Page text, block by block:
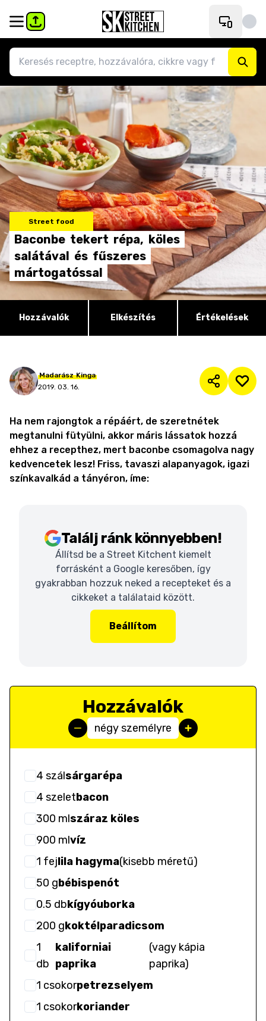
Street food
Baconbe tekert répa, köles
salátával és fűszeres
mártogatóssal
Hozzávalók Elkészítés Értékelések
Madarász Kinga
2019. 03. 16.
Ha nem rajongtok a répáért, de szeretnétek
megtanulni fütyülni, akkor máris lássatok hozzá
ehhez a recepthez, mert baconbe csomagolva nagy
kedvencetek lesz! Friss, tavaszi alapanyagok, igazi
színkavalkád a tányéron, íme:
Találj ránk könnyebben!
Állítsd be a Street Kitchent kiemelt
forrásként a Google keresőben, így
gyakrabban hozzuk neked a recepteket és a
cikkeket a találataid között.
Beállítom
Hozzávalók
négy személyre
4 szálsárgarépa
4 szeletbacon
300 mlszáraz köles
900 mlvíz
1 fejlila hagyma(kisebb méretű)
50 gbébispenót
0.5 dbkígyóuborka
200 gkoktélparadicsom
1
db
kaliforniai
paprika
(vagy kápia
paprika)
1 csokorpetrezselyem
1 csokorkoriander